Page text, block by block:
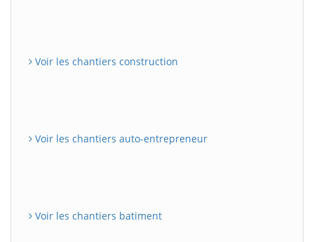
Voir les chantiers construction
Voir les chantiers auto-entrepreneur
Voir les chantiers batiment